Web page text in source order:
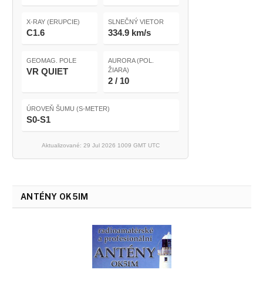
X-RAY (ERUPCIE)
C1.6
SLNEČNÝ VIETOR
334.9 km/s
GEOMAG. POLE
VR QUIET
AURORA (POL.
ŽIARA)
2 / 10
ÚROVEŇ ŠUMU (S-METER)
S0-S1
Aktualizované: 29 Jul 2026 1009 GMT UTC
ANTÉNY OK5IM